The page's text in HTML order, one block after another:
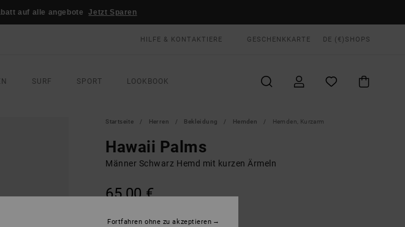
auf alle angebote Jetzt Sparen
HILFE & KONTAKTIERE GESCHENKKARTE DE (€) SHOPS
SURF SPORT LOOKBOOK
Startseite Herren Bekleidung Hemden Hemden, Kurzarm
Hawaii Palms
Männer Schwarz Hemd mit kurzen Ärmeln
65,00 €
Fortfahren ohne zu akzeptieren